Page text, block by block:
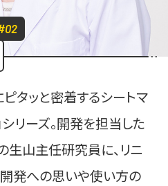
タッと密着するシートマ
リーズ。開発を担当した
生山主任研究員に、リニ
発への思いや使い方の